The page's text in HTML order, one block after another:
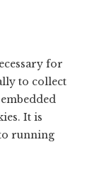
for
to collect
It is
running